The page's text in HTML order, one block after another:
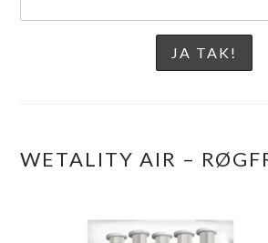
WETALITY AIR –